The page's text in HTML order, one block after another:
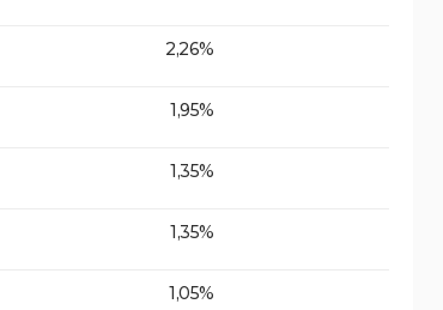
2,26%
1,95%
1,35%
1,35%
1,05%